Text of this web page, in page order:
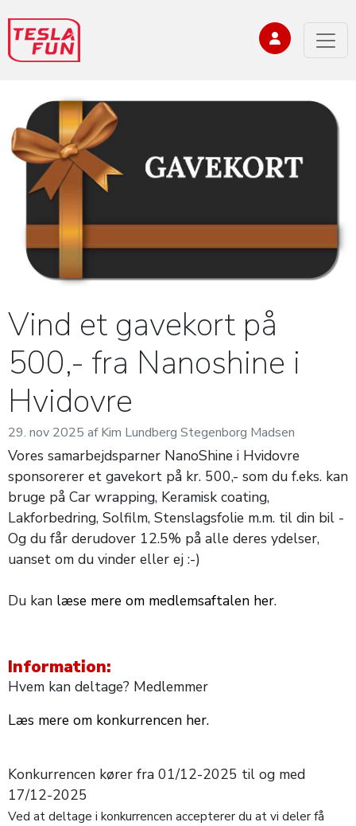
Vind et gavekort på
500,- fra Nanoshine i
Hvidovre
29. nov 2025 af Kim Lundberg Stegenborg Madsen
Vores samarbejdsparner NanoShine i Hvidovre
sponsorerer et gavekort på kr. 500,- som du f.eks. kan
bruge på Car wrapping, Keramisk coating,
Lakforbedring, Solfilm, Stenslagsfolie m.m. til din bil -
Og du får derudover 12.5% på alle deres ydelser,
uanset om du vinder eller ej :-)
Du kan læse mere om medlemsaftalen her.
Information:
Hvem kan deltage? Medlemmer
Læs mere om konkurrencen her.
Konkurrencen kører fra 01/12-2025 til og med
17/12-2025
Ved at deltage i konkurrencen accepterer du at vi deler få